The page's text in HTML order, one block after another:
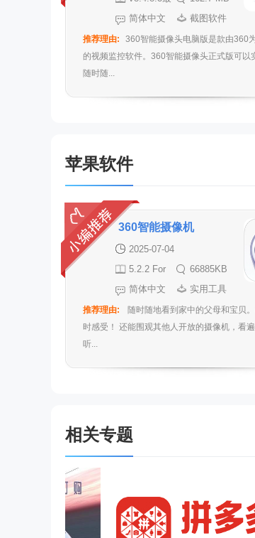
新版
简体中文
截图软件
推荐理由:
360智能摄像头电脑版是款由360
的视频监控软件。360智能摄像头正式版可以
随时随...
苹果软件
360智能摄像机
2025-07-04
5.2.2 For
iphone
66885KB
简体中文
实用工具
推荐理由:
随时随地看到家中的父母和宝贝
时感受！ 还能围观其他人开放的摄像机，看
听...
相关专题